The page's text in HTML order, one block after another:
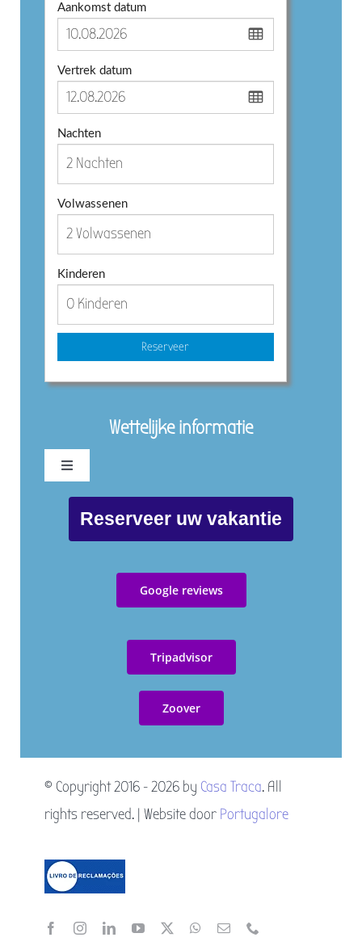
Aankomst datum
Vertrek datum
Nachten
Volwassenen
Kinderen
Reserveer
Wettelijke informatie
Toggle
Navigation
Resolução Alternativa de Litígios
Reserveer uw vakantie
Google reviews
Tripadvisor
Zoover
© Copyright 2016 - 2026 by Casa Traca. All
rights reserved. | Website door Portugalore